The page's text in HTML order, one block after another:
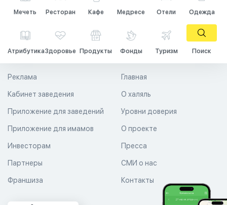
Мечеть Ресторан Кафе Медресе Отели Одежда
АтрибутикаЗдоровье Продукты Фонды Туризм Поиск
Главная
О халяль
Уровни доверия
Реклама
Кабинет заведения
Приложение для заведений
Приложение для имамов О проекте
Пресса
СМИ о нас
Контакты
Инвесторам
Партнеры
Франшиза